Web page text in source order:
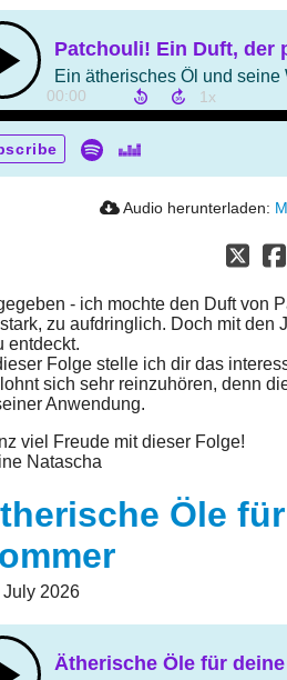
00:00
Audio herunterladen:
- ich mochte den Duft von
zu aufdringlich. Doch mit den
entdeckt.
Folge stelle ich dir das
sich sehr reinzuhören, denn
Anwendung.
viel Freude mit dieser Folge!
Natascha
Öle
July 2026
Ätherische Öle für